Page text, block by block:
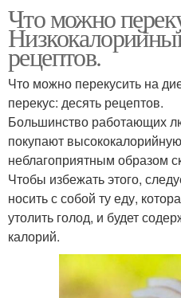
Что можно
рецептов.
Что можно перекусить на
перекус: десять рецептов.
Большинство работающих
покупают
неблагоприятным образом
Чтобы избежать этого,
носить с собой ту еду,
утолить голод, и будет
калорий.